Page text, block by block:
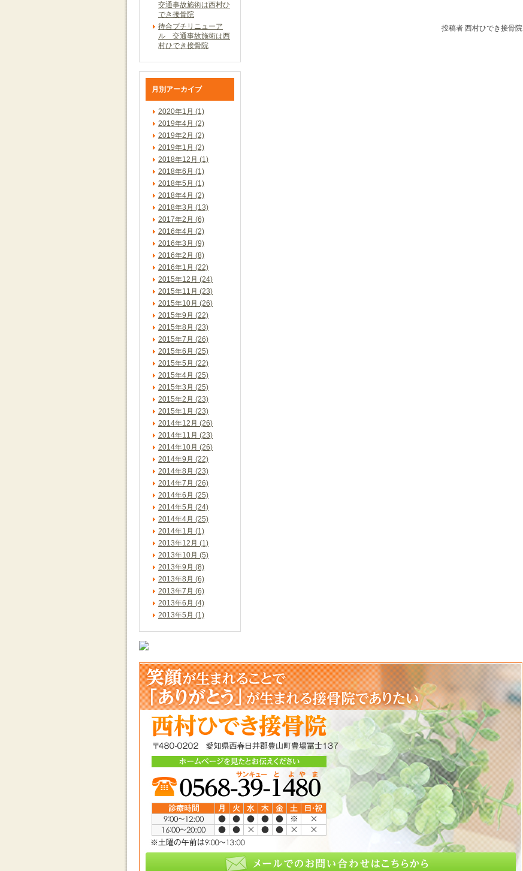
投稿者 西村ひでき接骨院
交通事故施術は西村ひ
でき接骨院
待合プチリニューア
ル 交通事故施術は西
村ひでき接骨院
月別アーカイブ
2020年1月 (1)
2019年4月 (2)
2019年2月 (2)
2019年1月 (2)
2018年12月 (1)
2018年6月 (1)
2018年5月 (1)
2018年4月 (2)
2018年3月 (13)
2017年2月 (6)
2016年4月 (2)
2016年3月 (9)
2016年2月 (8)
2016年1月 (22)
2015年12月 (24)
2015年11月 (23)
2015年10月 (26)
2015年9月 (22)
2015年8月 (23)
2015年7月 (26)
2015年6月 (25)
2015年5月 (22)
2015年4月 (25)
2015年3月 (25)
2015年2月 (23)
2015年1月 (23)
2014年12月 (26)
2014年11月 (23)
2014年10月 (26)
2014年9月 (22)
2014年8月 (23)
2014年7月 (26)
2014年6月 (25)
2014年5月 (24)
2014年4月 (25)
2014年1月 (1)
2013年12月 (1)
2013年10月 (5)
2013年9月 (8)
2013年8月 (6)
2013年7月 (6)
2013年6月 (4)
2013年5月 (1)